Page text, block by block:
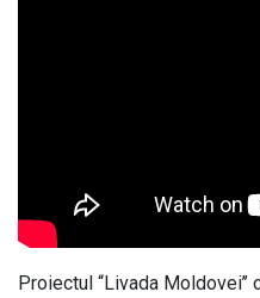
Proiectul “Livada